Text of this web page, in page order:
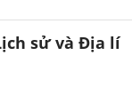
sử và Địa lí